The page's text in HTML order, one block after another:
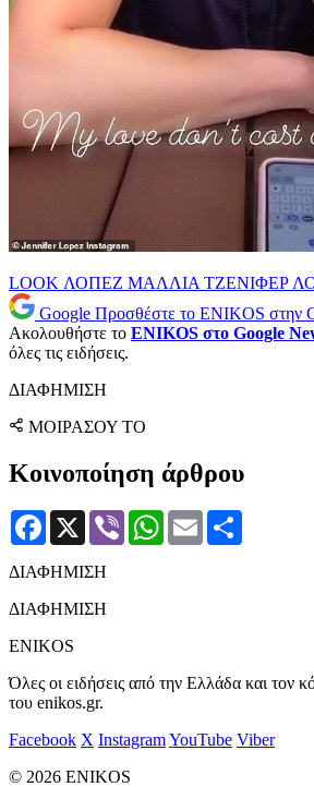
LOOK ΛΟΠΕΖ ΜΑΛΛΙΑ ΤΖΕΝΙΦΕΡ
Google Προσθέστε το ENIKOS στην
Ακολουθήστε το ENIKOS στο Google
όλες τις ειδήσεις.
ΔΙΑΦΗΜΙΣΗ
ΜΟΙΡΑΣΟΥ ΤΟ
Κοινοποίηση άρθρου
Facebook
X Viber WhatsApp
Email
ΔΙΑΦΗΜΙΣΗ
ΔΙΑΦΗΜΙΣΗ
ENIKOS
Όλες οι ειδήσεις από την Ελλάδα και τον
του enikos.gr.
Facebook X InstagramYouTube Viber
© 2026 ENIKOS